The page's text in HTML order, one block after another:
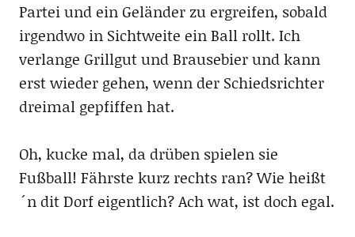
Partei und ein Geländer zu ergreifen, sobald
irgendwo in Sichtweite ein Ball rollt. Ich
verlange Grillgut und Brausebier und kann
erst wieder gehen, wenn der Schiedsrichter
dreimal gepfiffen hat.
Oh, kucke mal, da drüben spielen sie
Fußball! Fährste kurz rechts ran? Wie heißt
´n dit Dorf eigentlich? Ach wat, ist doch egal.